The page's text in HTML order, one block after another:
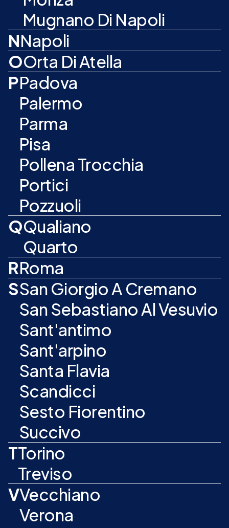
Mugnano Di Napoli
NNapoli
OOrta Di Atella
PPadova
Palermo
Parma
Pisa
Pollena Trocchia
Portici
Pozzuoli
QQualiano
Quarto
RRoma
SSan Giorgio A Cremano
San Sebastiano Al Vesuvio
Sant'antimo
Sant'arpino
Santa Flavia
Scandicci
Sesto Fiorentino
Succivo
TTorino
Treviso
VVecchiano
Verona